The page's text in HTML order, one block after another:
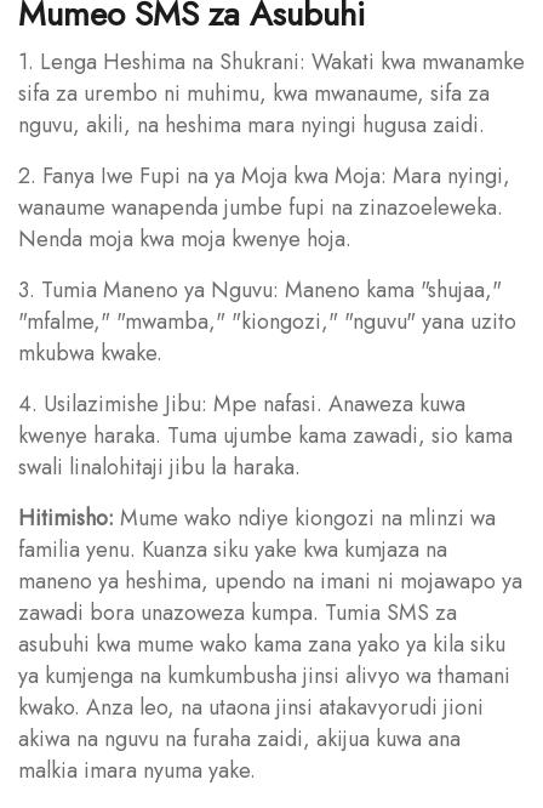
Mumeo SMS za Asubuhi
1. Lenga Heshima na Shukrani: Wakati kwa mwanamke
sifa za urembo ni muhimu, kwa mwanaume, sifa za
nguvu, akili, na heshima mara nyingi hugusa zaidi.
2. Fanya Iwe Fupi na ya Moja kwa Moja: Mara nyingi,
wanaume wanapenda jumbe fupi na zinazoeleweka.
Nenda moja kwa moja kwenye hoja.
3. Tumia Maneno ya Nguvu: Maneno kama "shujaa,"
"mfalme," "mwamba," "kiongozi," "nguvu" yana uzito
mkubwa kwake.
4. Usilazimishe Jibu: Mpe nafasi. Anaweza kuwa
kwenye haraka. Tuma ujumbe kama zawadi, sio kama
swali linalohitaji jibu la haraka.
Hitimisho: Mume wako ndiye kiongozi na mlinzi wa
familia yenu. Kuanza siku yake kwa kumjaza na
maneno ya heshima, upendo na imani ni mojawapo ya
zawadi bora unazoweza kumpa. Tumia SMS za
asubuhi kwa mume wako kama zana yako ya kila siku
ya kumjenga na kumkumbusha jinsi alivyo wa thamani
kwako. Anza leo, na utaona jinsi atakavyorudi jioni
akiwa na nguvu na furaha zaidi, akijua kuwa ana
malkia imara nyuma yake.